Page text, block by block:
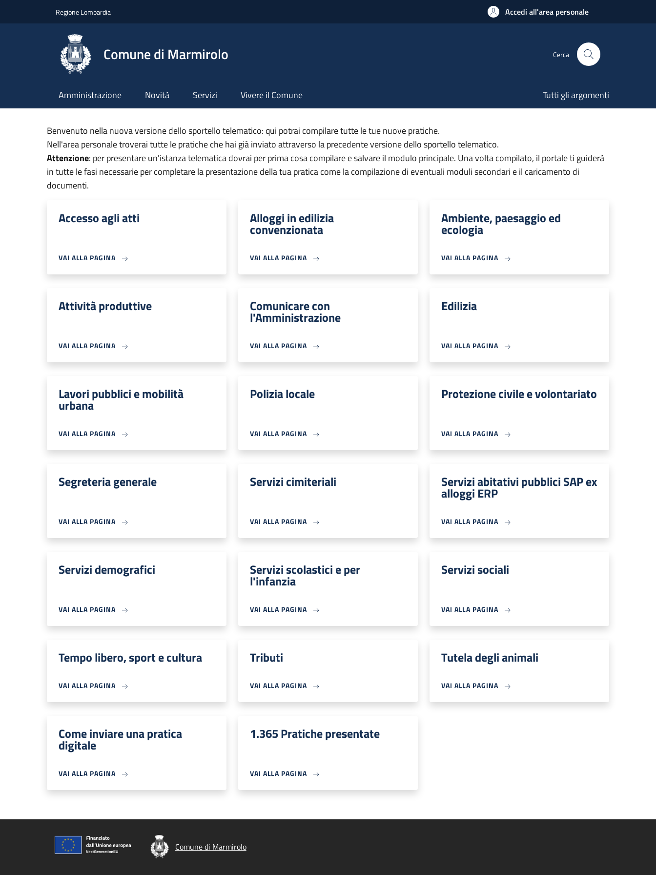
Regione Lombardia Accedi all'area personale
Comune di Marmirolo Cerca
Amministrazione Novità Servizi Vivere il Comune Tutti gli argomenti
Benvenuto nella nuova versione dello sportello telematico: qui potrai compilare tutte le tue nuove pratiche.
Nell'area personale troverai tutte le pratiche che hai già inviato attraverso la precedente versione dello sportello telematico.
Attenzione: per presentare un'istanza telematica dovrai per prima cosa compilare e salvare il modulo principale. Una volta compilato, il portale ti guiderà
in tutte le fasi necessarie per completare la presentazione della tua pratica come la compilazione di eventuali moduli secondari e il caricamento di
documenti.
Accesso agli atti
VAI ALLA PAGINA
Alloggi in edilizia
convenzionata
VAI ALLA PAGINA
Ambiente, paesaggio ed
ecologia
VAI ALLA PAGINA
Attività produttive
VAI ALLA PAGINA
Comunicare con
l'Amministrazione
VAI ALLA PAGINA
Edilizia
VAI ALLA PAGINA
Lavori pubblici e mobilità
urbana
VAI ALLA PAGINA
Polizia locale
VAI ALLA PAGINA
Protezione civile e volontariato
VAI ALLA PAGINA
Segreteria generale
VAI ALLA PAGINA
Servizi cimiteriali
VAI ALLA PAGINA
Servizi abitativi pubblici SAP ex
alloggi ERP
VAI ALLA PAGINA
Servizi demografici
VAI ALLA PAGINA
Servizi scolastici e per
l'infanzia
VAI ALLA PAGINA
Servizi sociali
VAI ALLA PAGINA
Tempo libero, sport e cultura
VAI ALLA PAGINA
Tributi
VAI ALLA PAGINA
Tutela degli animali
VAI ALLA PAGINA
Come inviare una pratica
digitale
VAI ALLA PAGINA
1.365 Pratiche presentate
VAI ALLA PAGINA
Comune di Marmirolo